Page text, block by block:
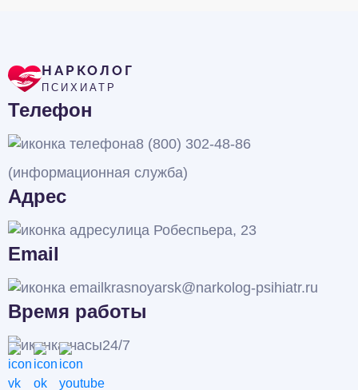
НАРКОЛОГ
ПСИХИАТР
Телефон
8 (800) 302-48-86
(информационная служба)
Адрес
улица Робеспьера, 23
Email
krasnoyarsk@narkolog-psihiatr.ru
Время работы
24/7